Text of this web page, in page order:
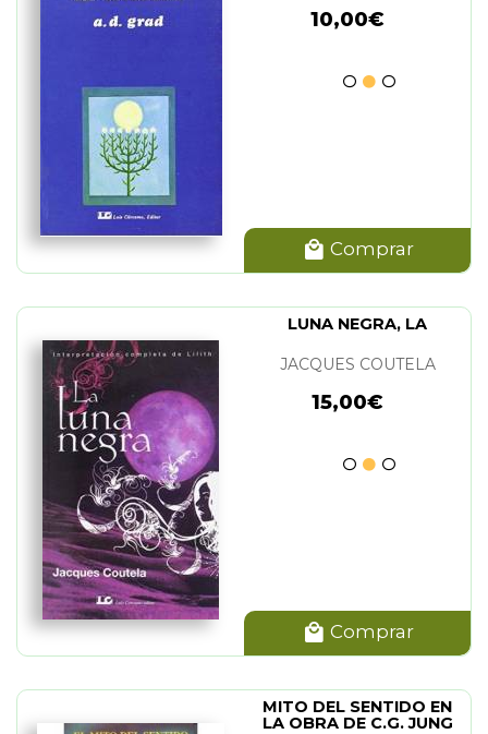
10,00€
Comprar
LUNA NEGRA, LA
JACQUES COUTELA
15,00€
Comprar
MITO DEL SENTIDO EN
LA OBRA DE C.G. JUNG